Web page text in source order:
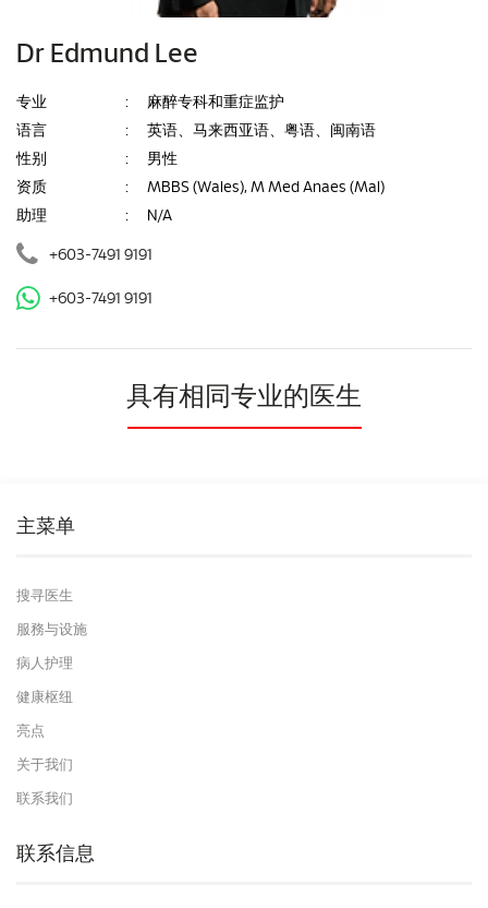
Dr Edmund Lee
专业 :
麻醉专科和重症监护
语言
:
英语、马来西亚语、粤语、闽南语
性别
:
男性
资质
:
MBBS (Wales), M Med Anaes (Mal)
助理
: N/A
+603-7491 9191
+603-7491 9191
具有相同专业的医生
主菜单
搜寻医生
服務与设施
病人护理
健康枢纽
亮点
关于我们
联系我们
联系信息